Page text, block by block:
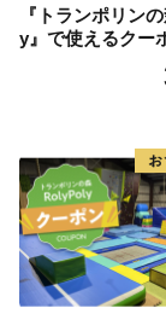
『トランポリン
y』で使えるクー